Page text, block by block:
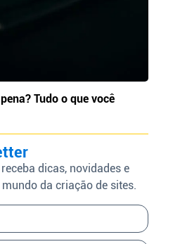
Tudo o que você
dicas, novidades e
da criação de sites.